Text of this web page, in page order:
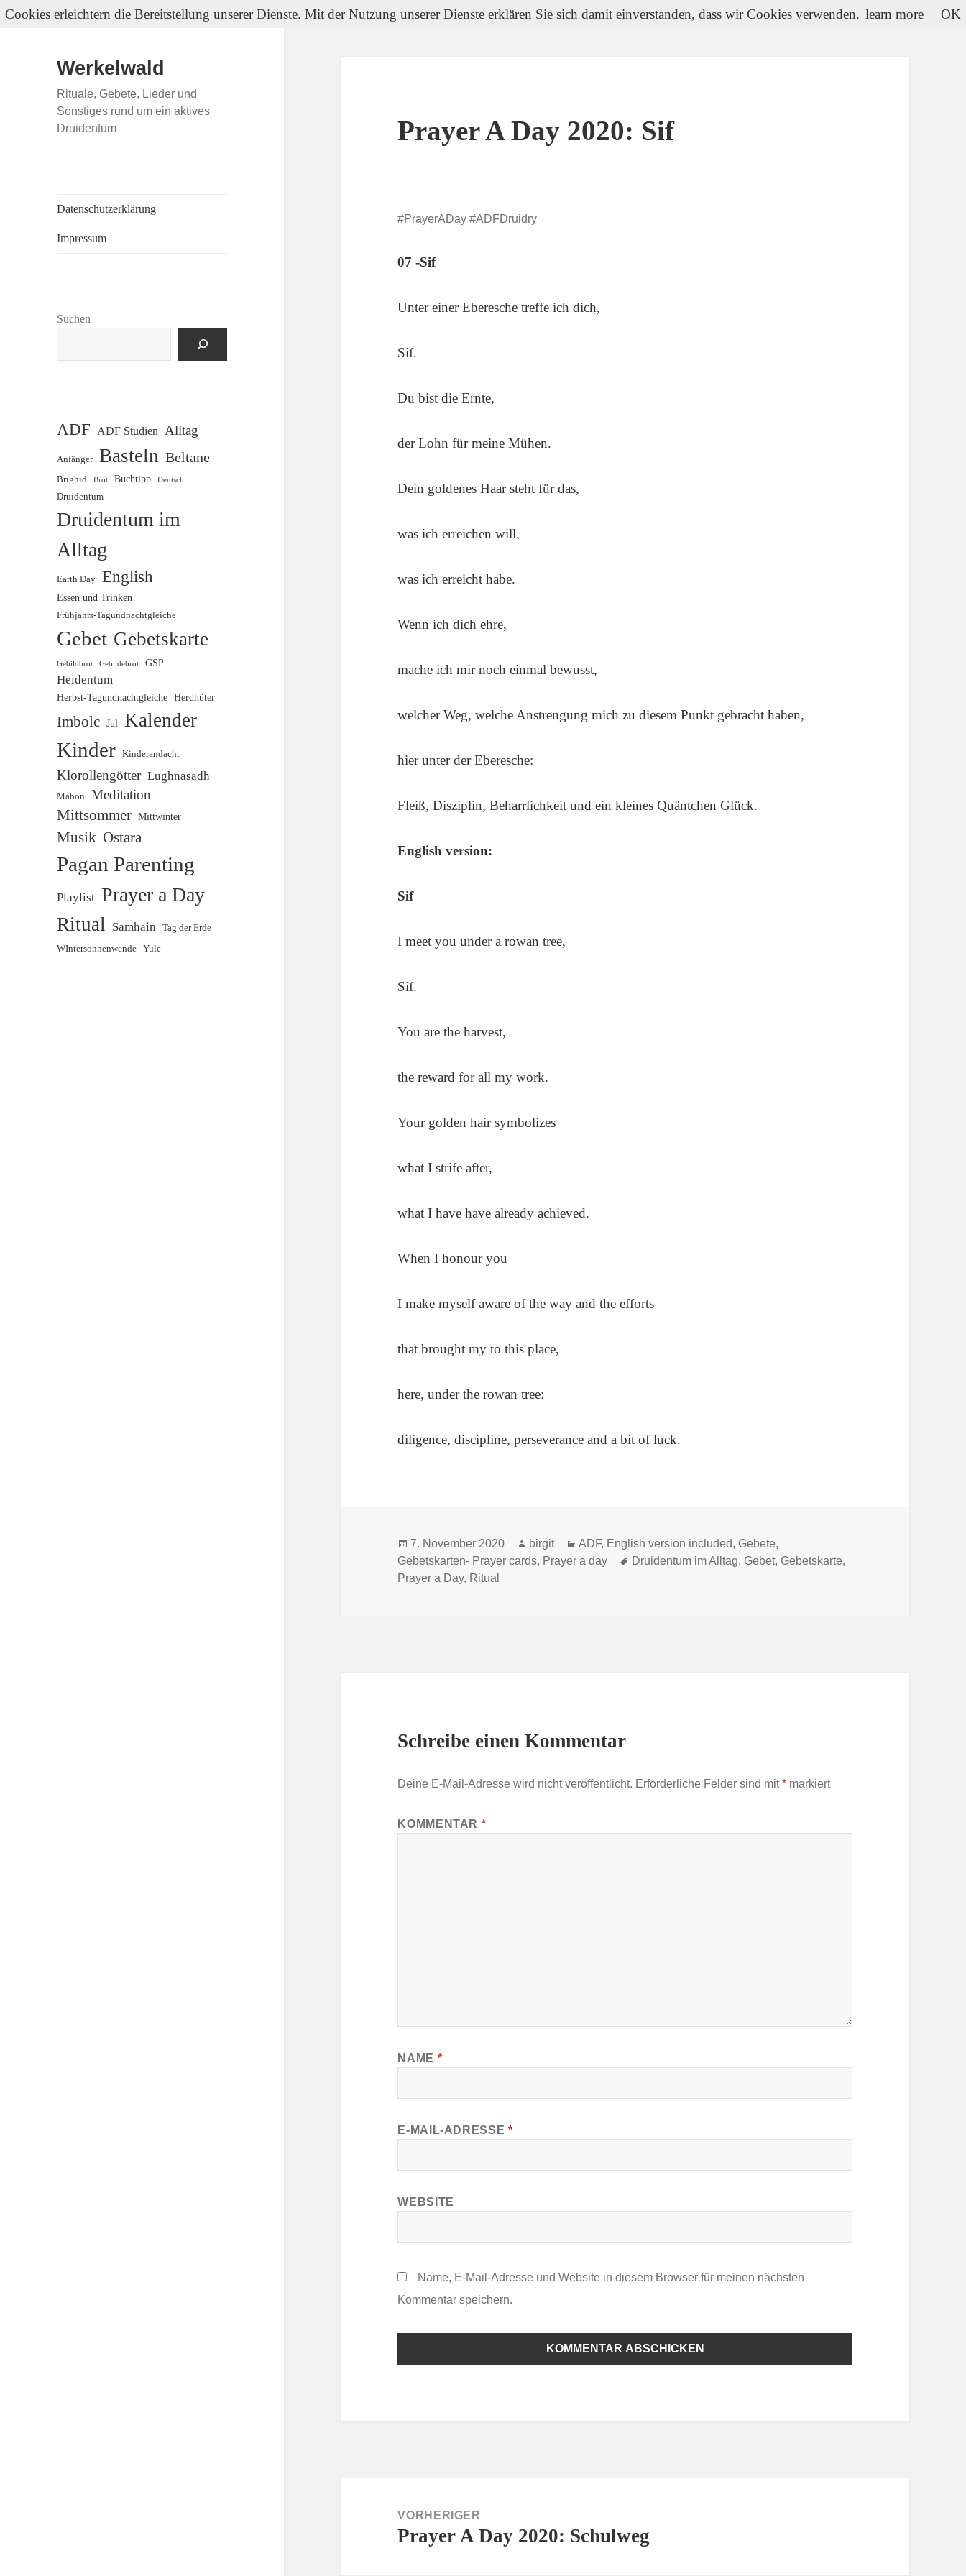
Werkelwald
Rituale, Gebete, Lieder und
Sonstiges rund um ein aktives
Druidentum
Datenschutzerklärung
Impressum
Suchen
ADF ADF Studien Alltag
Anfänger Basteln Beltane
Brighid Brot Buchtipp Deutsch
Druidentum
Druidentum im
Alltag
Earth Day English
Essen und Trinken
Frühjahrs-Tagundnachtgleiche
Gebet Gebetskarte
Gebildbrot Gebildebrot GSP
Heidentum
Herbst-Tagundnachtgleiche Herdhüter
Imbolc Jul Kalender
Kinder Kinderandacht
Klorollengötter Lughnasadh
Mabon Meditation
Mittsommer Mittwinter
Musik Ostara
Pagan Parenting
Playlist Prayer a Day
Ritual Samhain Tag der Erde
WIntersonnenwende Yule
Prayer A Day 2020: Sif
#PrayerADay #ADFDruidry
07 -Sif
Unter einer Eberesche treffe ich dich,
Sif.
Du bist die Ernte,
der Lohn für meine Mühen.
Dein goldenes Haar steht für das,
was ich erreichen will,
was ich erreicht habe.
Wenn ich dich ehre,
mache ich mir noch einmal bewusst,
welcher Weg, welche Anstrengung mich zu diesem Punkt gebracht haben,
hier unter der Eberesche:
Fleiß, Disziplin, Beharrlichkeit und ein kleines Quäntchen Glück.
English version:
Sif
I meet you under a rowan tree,
Sif.
You are the harvest,
the reward for all my work.
Your golden hair symbolizes
what I strife after,
what I have have already achieved.
When I honour you
I make myself aware of the way and the efforts
that brought my to this place,
here, under the rowan tree:
diligence, discipline, perseverance and a bit of luck.
Veröffentlicht
am
7. November 2020 Autor
birgit Kategorien
ADF, English version included, Gebete,
Gebetskarten- Prayer cards, Prayer a day Schlagwörter
Druidentum im Alltag, Gebet, Gebetskarte,
Prayer a Day, Ritual
Schreibe einen Kommentar
Deine E-Mail-Adresse wird nicht veröffentlicht. Erforderliche Felder sind mit* markiert
KOMMENTAR *
NAME *
E-MAIL-ADRESSE *
WEBSITE
Name, E-Mail-Adresse und Website in diesem Browser für meinen nächsten
Kommentar speichern.
VORHERIGER
Vorheriger
Prayer A Day 2020: Schulweg
Cookies erleichtern die Bereitstellung unserer Dienste. Mit der Nutzung unserer Dienste erklären Sie sich damit einverstanden, dass wir Cookies verwenden. learn more OK